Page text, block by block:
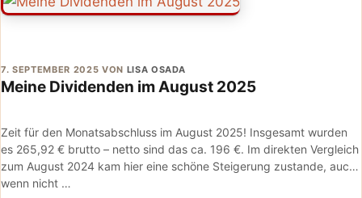
Meine Dividenden im August 2025
7. SEPTEMBER 2025 VON LISA OSADA
Zeit für den Monatsabschluss im August 2025! Insgesamt wurden
es 265,92 € brutto – netto sind das ca. 196 €. Im direkten Vergleich
zum August 2024 kam hier eine schöne Steigerung zustande, auch
wenn nicht …